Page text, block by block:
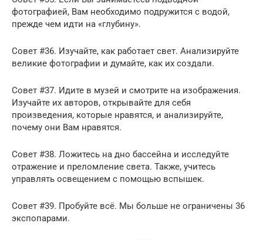
фотографией, Вам необходимо подружится с водой,
прежде чем идти на «глубину».
Совет #36. Изучайте, как работает свет. Анализируйте
великие фотографии и думайте, как их создали.
Совет #37. Идите в музей и смотрите на изображения.
Изучайте их авторов, открывайте для себя
произведения, которые нравятся, и анализируйте,
почему они Вам нравятся.
Совет #38. Ложитесь на дно бассейна и исследуйте
отражение и преломление света. Также, учитесь
управлять освещением с помощью вспышек.
Совет #39. Пробуйте всё. Мы больше не ограничены 36
экспопарами.